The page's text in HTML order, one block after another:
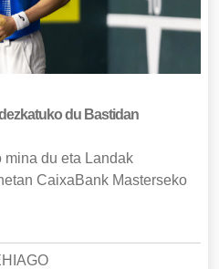
du Bastidan
mina du eta Landak
CaixaBank Masterseko